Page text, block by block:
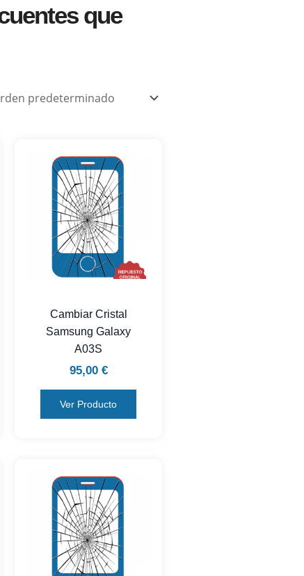
que
Cambiar Cristal
Samsung Galaxy
A03S
95,00 €
Ver Producto